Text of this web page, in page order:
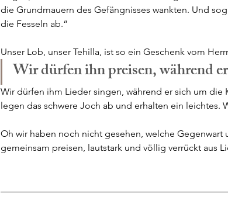
die Grundmauern des Gefängnisses wankten. Und
die Fesseln ab.“
Unser Lob, unser Tehilla, ist so ein Geschenk vom
Wir dürfen ihn preisen, während
Wir dürfen ihm Lieder singen, während er sich um
legen das schwere Joch ab und erhalten ein leichtes.
Oh wir haben noch nicht gesehen, welche
gemeinsam preisen, lautstark und völlig verrückt aus